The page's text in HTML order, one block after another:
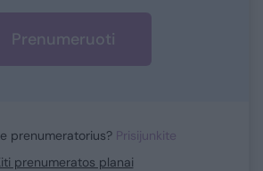
Prenumeruoti
prenumeratorius? Prisijunkite
prenumeratos planai